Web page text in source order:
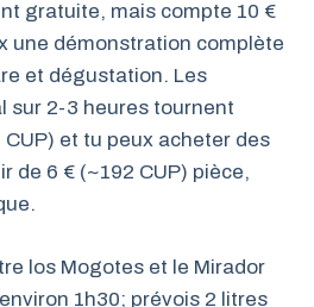
gratuite, mais compte 10 €
une démonstration complète
et dégustation. Les
sur 2-3 heures tournent
et tu peux acheter des
de 6 € (~192 CUP) pièce,
los Mogotes et le Mirador
1h30; prévois 2 litres